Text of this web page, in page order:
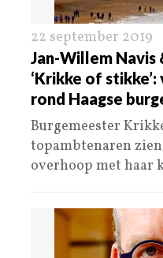
22 september 2019
Jan-Willem Navis
‘Krikke of
rond Haagse
Burgemeester
topambtenaren
overhoop met haar